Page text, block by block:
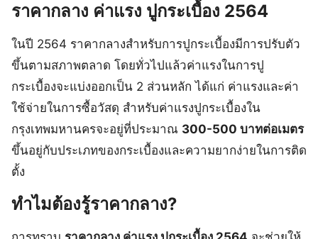
ราคากลาง ค่าแรง ปูกระเบื้อง 2564
ในปี 2564 ราคากลางสำหรับการปูกระเบื้องมีการปรับตัว
ขึ้นตามสภาพตลาด โดยทั่วไปแล้วค่าแรงในการปู
กระเบื้องจะแบ่งออกเป็น 2 ส่วนหลัก ได้แก่ ค่าแรงและค่า
ใช้จ่ายในการซื้อวัสดุ สำหรับค่าแรงปูกระเบื้องใน
กรุงเทพมหานครจะอยู่ที่ประมาณ 300-500 บาทต่อเมตร
ขึ้นอยู่กับประเภทของกระเบื้องและความยากง่ายในการติด
ตั้ง
ทำไมต้องรู้ราคากลาง?